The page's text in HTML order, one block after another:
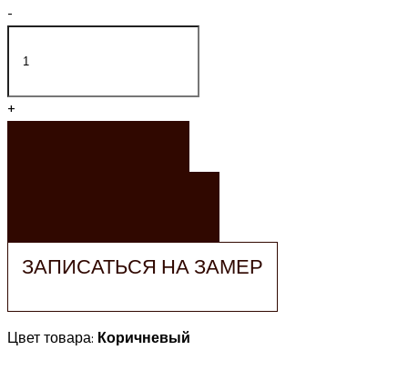
-
+
ЗАПИСАТЬСЯ НА ЗАМЕР
Цвет товара: Коричневый